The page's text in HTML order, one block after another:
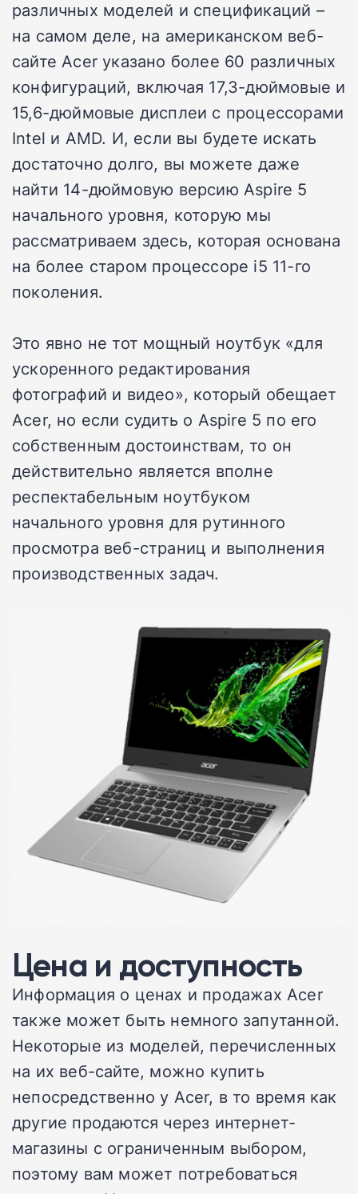
различных моделей и спецификаций –
на самом деле, на американском веб-
сайте Acer указано более 60 различных
конфигураций, включая 17,3-дюймовые и
15,6-дюймовые дисплеи с процессорами
Intel и AMD. И, если вы будете искать
достаточно долго, вы можете даже
найти 14-дюймовую версию Aspire 5
начального уровня, которую мы
рассматриваем здесь, которая основана
на более старом процессоре i5 11-го
поколения.
Это явно не тот мощный ноутбук «для
ускоренного редактирования
фотографий и видео», который обещает
Acer, но если судить о Aspire 5 по его
собственным достоинствам, то он
действительно является вполне
респектабельным ноутбуком
начального уровня для рутинного
просмотра веб-страниц и выполнения
производственных задач.
Цена и доступность
Информация о ценах и продажах Acer
также может быть немного запутанной.
Некоторые из моделей, перечисленных
на их веб-сайте, можно купить
непосредственно у Acer, в то время как
другие продаются через интернет-
магазины с ограниченным выбором,
поэтому вам может потребоваться